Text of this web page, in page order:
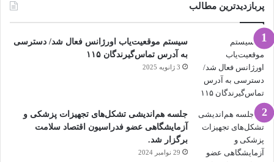
پربازدیدترین مطالب
سیستم موقعیت‌یاب اورژانس فعال شد/ دسترسی
به آدرس تماس‌گیرندگان ۱۱۵
3 ژانویه 2025
جلسه هم‌اندیشی تشکل‌های تجهیزات پزشکی و
آزمایشگاهی عضو فدراسیون اقتصاد سلامت
برگزار شد.
29 نوامبر 2024